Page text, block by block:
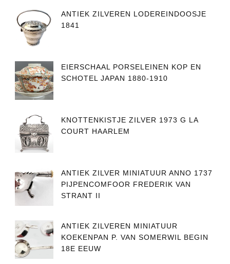
ANTIEK ZILVEREN LODEREINDOOSJE
1841
EIERSCHAAL PORSELEINEN KOP EN
SCHOTEL JAPAN 1880-1910
KNOTTENKISTJE ZILVER 1973 G LA
COURT HAARLEM
ANTIEK ZILVER MINIATUUR ANNO 1737
PIJPENCOMFOOR FREDERIK VAN
STRANT II
ANTIEK ZILVEREN MINIATUUR
KOEKENPAN P. VAN SOMERWIL BEGIN
18E EEUW